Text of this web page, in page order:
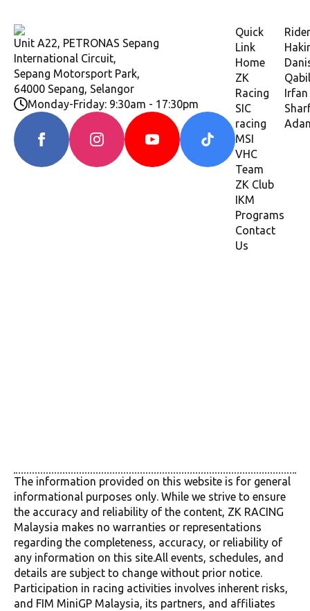
Unit A22, PETRONAS Sepang
International Circuit,
Sepang Motorsport Park,
64000 Sepang, Selangor
Monday-Friday: 9:30am - 17:30pm
Quick
Link
Home
ZK
Racing
SIC
racing
MSI
VHC
Team
ZK Club
IKM
Programs
Contact
Us
Qabil
Irfan
The information provided on this website is for general
informational purposes only. While we strive to ensure
the accuracy and reliability of the content, ZK RACING
Malaysia makes no warranties or representations
regarding the completeness, accuracy, or reliability of
any information on this site.All events, schedules, and
details are subject to change without prior notice.
Participation in racing activities involves inherent risks,
and FIM MiniGP Malaysia, its partners, and affiliates